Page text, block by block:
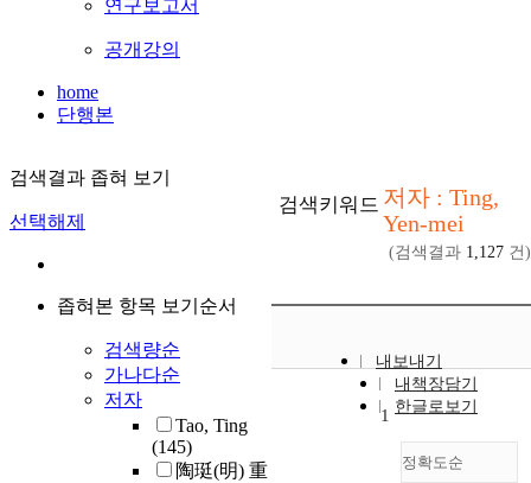
연구보고서
공개강의
home
단행본
검색결과 좁혀 보기
선택해제
좁혀본 항목 보기순서
검색량순
가나다순
저자
Tao, Ting
(145)
陶珽(明) 重
검색키워드 저자 : Ting,
Yen-mei
(검색결과 1,127 건)
내보내기
내책장담기
한글로보기
정확도순
1